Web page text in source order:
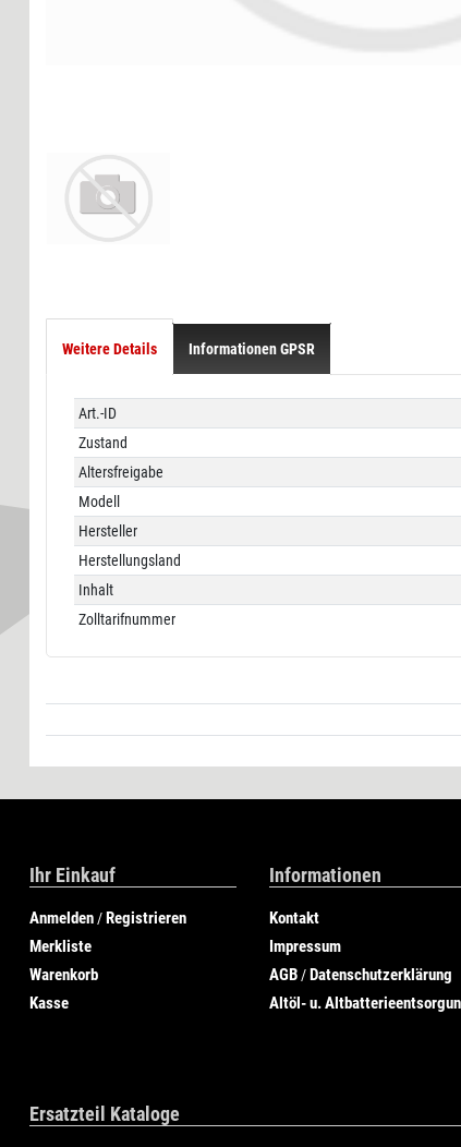
Weitere Details Informationen GPSR
Technisches
Merkmal
Wert
Art.-ID
Zustand
Altersfreigabe
Modell
Hersteller
Herstellungsland
Inhalt
Zolltarifnummer
Ihr Einkauf
Anmelden /Registrieren
Merkliste
Warenkorb
Kasse
Informationen
Kontakt
Impressum
AGB /Datenschutzerklärung
Altöl- u.
Ersatzteil Kataloge